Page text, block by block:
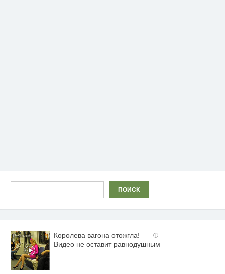
ПОИСК
i
Королева вагона отожгла!
Видео не оставит равнодушным